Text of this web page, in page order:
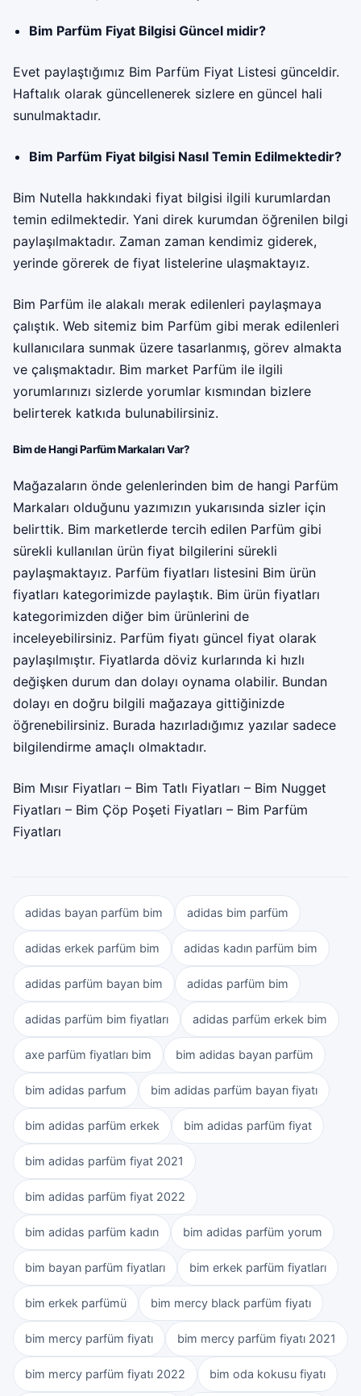
Bim Parfüm Fiyat Bilgisi Güncel midir?
Evet paylaştığımız Bim Parfüm Fiyat Listesi günceldir.
Haftalık olarak güncellenerek sizlere en güncel hali
sunulmaktadır.
Bim Parfüm Fiyat bilgisi Nasıl Temin Edilmektedir?
Bim Nutella hakkındaki fiyat bilgisi ilgili kurumlardan
temin edilmektedir. Yani direk kurumdan öğrenilen bilgi
paylaşılmaktadır. Zaman zaman kendimiz giderek,
yerinde görerek de fiyat listelerine ulaşmaktayız.
Bim Parfüm ile alakalı merak edilenleri paylaşmaya
çalıştık. Web sitemiz bim Parfüm gibi merak edilenleri
kullanıcılara sunmak üzere tasarlanmış, görev almakta
ve çalışmaktadır. Bim market Parfüm ile ilgili
yorumlarınızı sizlerde yorumlar kısmından bizlere
belirterek katkıda bulunabilirsiniz.
Bim de Hangi Parfüm Markaları Var?
Mağazaların önde gelenlerinden bim de hangi Parfüm
Markaları olduğunu yazımızın yukarısında sizler için
belirttik. Bim marketlerde tercih edilen Parfüm gibi
sürekli kullanılan ürün fiyat bilgilerini sürekli
paylaşmaktayız. Parfüm fiyatları listesini Bim ürün
fiyatları kategorimizde paylaştık. Bim ürün fiyatları
kategorimizden diğer bim ürünlerini de
inceleyebilirsiniz. Parfüm fiyatı güncel fiyat olarak
paylaşılmıştır. Fiyatlarda döviz kurlarında ki hızlı
değişken durum dan dolayı oynama olabilir. Bundan
dolayı en doğru bilgili mağazaya gittiğinizde
öğrenebilirsiniz. Burada hazırladığımız yazılar sadece
bilgilendirme amaçlı olmaktadır.
Bim Mısır Fiyatları – Bim Tatlı Fiyatları – Bim Nugget
Fiyatları – Bim Çöp Poşeti Fiyatları – Bim Parfüm
Fiyatları
adidas bayan parfüm bim adidas bim parfüm
adidas erkek parfüm bim adidas kadın parfüm bim
adidas parfüm bayan bim adidas parfüm bim
adidas parfüm bim fiyatları adidas parfüm erkek bim
axe parfüm fiyatları bim bim adidas bayan parfüm
bim adidas parfum bim adidas parfüm bayan fiyatı
bim adidas parfüm erkek bim adidas parfüm fiyat
bim adidas parfüm fiyat 2021
bim adidas parfüm fiyat 2022
bim adidas parfüm kadın bim adidas parfüm yorum
bim bayan parfüm fiyatları bim erkek parfüm fiyatları
bim erkek parfümü bim mercy black parfüm fiyatı
bim mercy parfüm fiyatı bim mercy parfüm fiyatı 2021
bim mercy parfüm fiyatı 2022 bim oda kokusu fiyatı